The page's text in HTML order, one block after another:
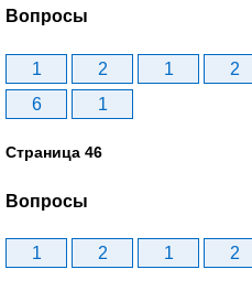
Вопросы
1 2 1 2
6
1
Страница 46
Вопросы
1 2 1 2